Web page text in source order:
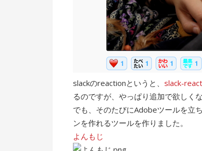
slackのreactionというと、 slack-
るのですが、やっぱり追加で欲しく
でも、そのたびにAdobeツールを立
ンを作れるツールを作りました。
よんもじ